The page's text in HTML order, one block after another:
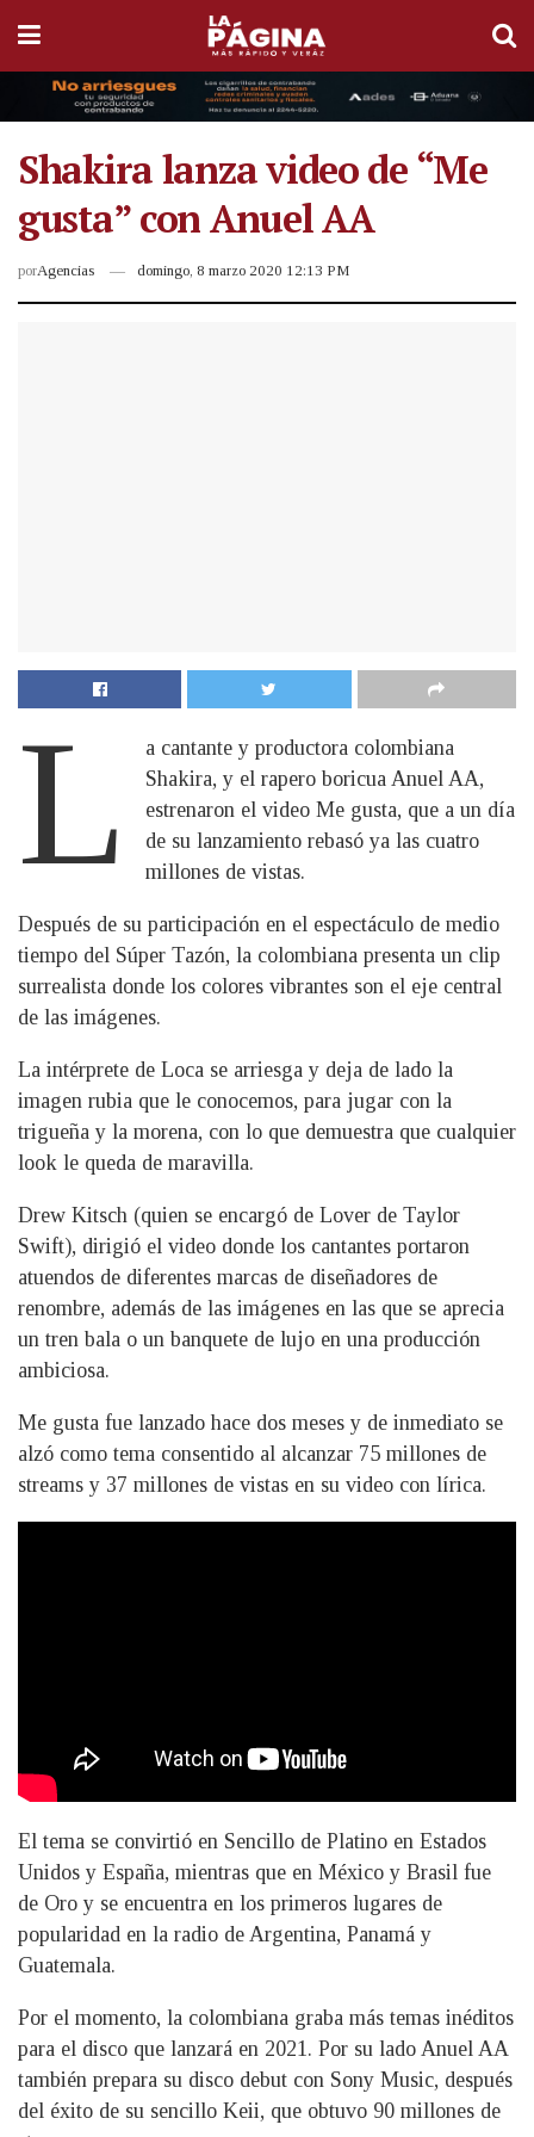
Shakira lanza video de “Me
gusta” con Anuel AA
porAgencias domingo, 8 marzo 2020 12:13 PM
L
a cantante y productora colombiana
Shakira, y el rapero boricua Anuel AA,
estrenaron el video Me gusta, que a un día
de su lanzamiento rebasó ya las cuatro
millones de vistas.
Después de su participación en el espectáculo de medio
tiempo del Súper Tazón, la colombiana presenta un clip
surrealista donde los colores vibrantes son el eje central
de las imágenes.
La intérprete de Loca se arriesga y deja de lado la
imagen rubia que le conocemos, para jugar con la
trigueña y la morena, con lo que demuestra que cualquier
look le queda de maravilla.
Drew Kitsch (quien se encargó de Lover de Taylor
Swift), dirigió el video donde los cantantes portaron
atuendos de diferentes marcas de diseñadores de
renombre, además de las imágenes en las que se aprecia
un tren bala o un banquete de lujo en una producción
ambiciosa.
Me gusta fue lanzado hace dos meses y de inmediato se
alzó como tema consentido al alcanzar 75 millones de
streams y 37 millones de vistas en su video con lírica.
El tema se convirtió en Sencillo de Platino en Estados
Unidos y España, mientras que en México y Brasil fue
de Oro y se encuentra en los primeros lugares de
popularidad en la radio de Argentina, Panamá y
Guatemala.
Por el momento, la colombiana graba más temas inéditos
para el disco que lanzará en 2021. Por su lado Anuel AA
también prepara su disco debut con Sony Music, después
del éxito de su sencillo Keii, que obtuvo 90 millones de